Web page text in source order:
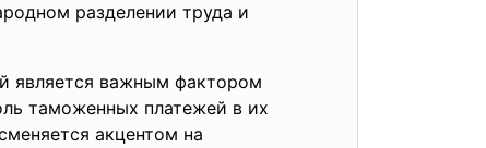
разделении труда и
является важным фактором
таможенных платежей в их
акцентом на